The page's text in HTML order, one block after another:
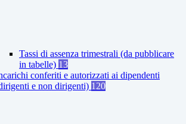
Tassi di assenza trimestrali (da pubblicare
in tabelle) 13
conferiti e autorizzati ai dipendenti
e non dirigenti) 120